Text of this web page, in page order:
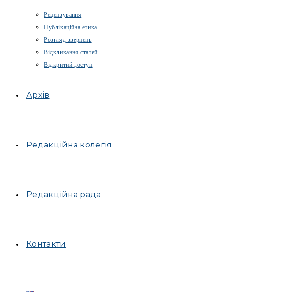
Рецензування
Публікаційна етика
Розгляд звернень
Відкликання статей
Відкритий доступ
Архів
Редакційна колегія
Редакційна рада
Контакти